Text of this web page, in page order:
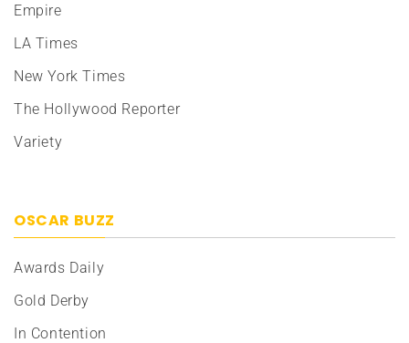
Empire
LA Times
New York Times
The Hollywood Reporter
Variety
OSCAR BUZZ
Awards Daily
Gold Derby
In Contention